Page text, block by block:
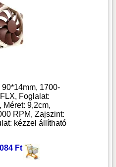
90*14mm, 1700-
Foglalat:
Méret: 9,2cm,
RPM, Zajszint:
kézzel állítható
Ft